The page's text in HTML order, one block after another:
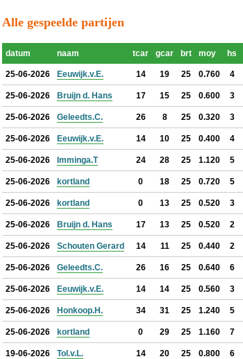
Alle gespeelde partijen
datum naam tcar gcar brt moy hs
25-06-2026 Eeuwijk.v.E. 14 19 25 0.760 4
25-06-2026 Bruijn d. Hans 17 15 25 0.600 3
25-06-2026 Geleedts.C. 26 8 25 0.320 3
25-06-2026 Eeuwijk.v.E. 14 10 25 0.400 4
25-06-2026 Imminga.T 24 28 25 1.120 5
25-06-2026 kortland 0 18 25 0.720 5
25-06-2026 kortland 0 13 25 0.520 3
25-06-2026 Bruijn d. Hans 17 13 25 0.520 2
25-06-2026 Schouten Gerard 14 11 25 0.440 2
25-06-2026 Geleedts.C. 26 16 25 0.640 6
25-06-2026 Eeuwijk.v.E. 14 14 25 0.560 3
25-06-2026 Honkoop.H. 34 31 25 1.240 5
25-06-2026 kortland 0 29 25 1.160 7
19-06-2026 Tol.v.L. 14 20 25 0.800 6